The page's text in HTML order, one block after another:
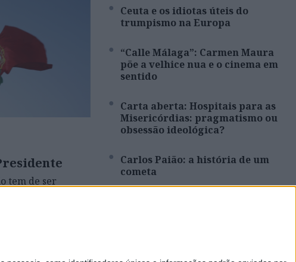
tem de ser
marchar,
acordou com
de
Ceuta e os idiotas úteis do
trumpismo na Europa
“Calle Málaga”: Carmen Maura
põe a velhice nua e o cinema em
sentido
Carta aberta: Hospitais para as
Misericórdias: pragmatismo ou
obsessão ideológica?
Carlos Paião: a história de um
cometa